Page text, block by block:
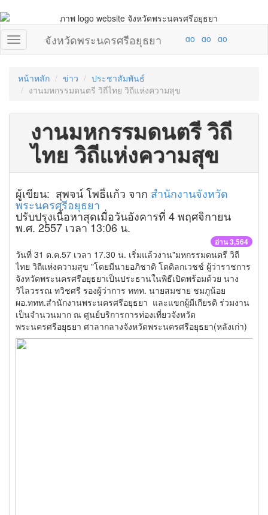
จังหวัดพระนครศรีอยุธยา
หน้าหลัก ข่าว
ประชาสัมพันธ์
งานมหกรรมดนตรี วิถีไทย วิถีแห่งความสุข
งานมหกรรมดนตรี วิถี
ไทย วิถีแห่งความสุข
ผู้เขียน: สุพจน์ โพธิ์แก้ว จาก สำนักงานจังหวัด
พระนครศรีอยุธยา
ปรับปรุงเนื้อหาสุดเมื่อวันอังคารที่ 4 พฤศจิกายน
พ.ศ. 2557 เวลา 13:06 น.
อ่าน 3,564
วันที่ 31 ต.ค.57 เวลา 17.30 น. เริ่มแล้วงาน"มหกรรมดนตรี วิถี
ไทย วิถีแห่งความสุข "โดยมีนายอภิชาติ โตดิลกเวชช์ ผู้ว่าราชการ
จังหวัดพระนครศรีอยุธยาเป็นประธานในพิธีเปิดพร้อมด้วย นาง
วิไลวรรณ ทวิชศรี รองผู้ว่าการ ททท. นายสมชาย ชมภูน้อย
ผอ.ททท.สำนักงานพระนครศรีอยุธยา และแขกผู้มีเกียรติ ร่วมงาน
เป็นจำนวนมาก ณ ศูนย์บริการการท่องเที่ยวจังหวัด
พระนครศรีอยุธยา ศาลากลางจังหวัดพระนครศรีอยุธยา(หลังเก่า)